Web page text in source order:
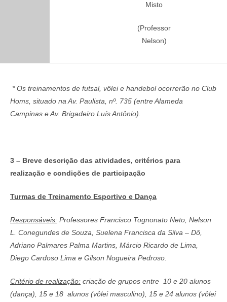
Misto
(Professor
Nelson)
* Os treinamentos de futsal, vôlei e handebol ocorrerão no Club
Homs, situado na Av. Paulista, nº. 735 (entre Alameda
Campinas e Av. Brigadeiro Luís Antônio).
3 – Breve descrição das atividades, critérios para
realização e condições de participação
Turmas de Treinamento Esportivo e Dança
Responsáveis: Professores Francisco Tognonato Neto, Nelson
L. Conegundes de Souza, Suelena Francisca da Silva – Dô,
Adriano Palmares Palma Martins, Márcio Ricardo de Lima,
Diego Cardoso Lima e Gilson Nogueira Pedroso.
Critério de realização: criação de grupos entre 10 e 20 alunos
(dança), 15 e 18 alunos (vôlei masculino), 15 e 24 alunos (vôlei